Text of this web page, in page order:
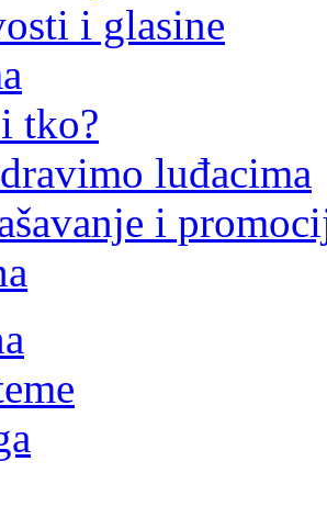
i glasine
tko?
luđacima
i